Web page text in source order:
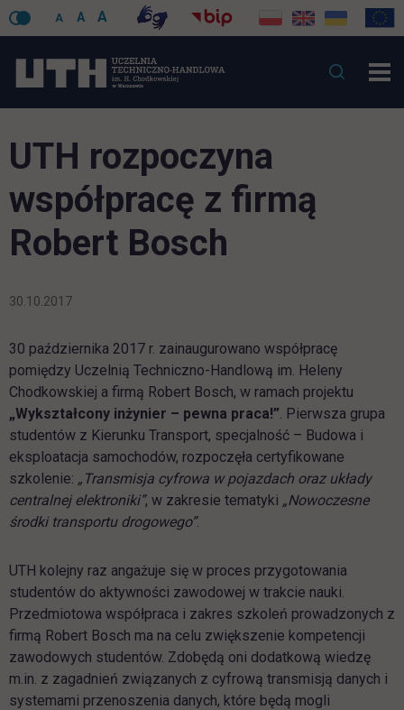
A A A
UTH rozpoczyna
współpracę z firmą
Robert Bosch
30.10.2017
30 października 2017 r. zainaugurowano współpracę
pomiędzy Uczelnią Techniczno-Handlową im. Heleny
Chodkowskiej a firmą Robert Bosch, w ramach projektu
„Wykształcony inżynier – pewna praca!”. Pierwsza grupa
studentów z Kierunku Transport, specjalność – Budowa i
eksploatacja samochodów, rozpoczęła certyfikowane
szkolenie: „Transmisja cyfrowa w pojazdach oraz układy
centralnej elektroniki”, w zakresie tematyki „Nowoczesne
środki transportu drogowego”.
UTH kolejny raz angażuje się w proces przygotowania
studentów do aktywności zawodowej w trakcie nauki.
Przedmiotowa współpraca i zakres szkoleń prowadzonych z
firmą Robert Bosch ma na celu zwiększenie kompetencji
zawodowych studentów. Zdobędą oni dodatkową wiedzę
m.in. z zagadnień związanych z cyfrową transmisją danych i
systemami przenoszenia danych, które będą mogli